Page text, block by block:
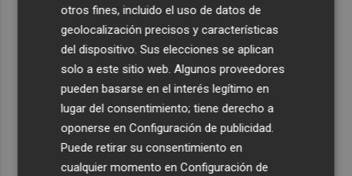
otros fines, incluido el uso de datos de
geolocalización precisos y características
del dispositivo. Sus elecciones se aplican
solo a este sitio web. Algunos proveedores
pueden basarse en el interés legítimo en
lugar del consentimiento; tiene derecho a
oponerse enConfiguración de publicidad.
Puede retirar su consentimiento en
cualquier momento enConfiguración de